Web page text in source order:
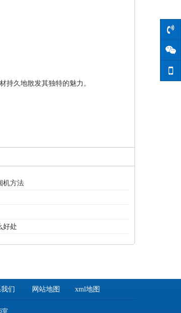
持久地散发其独特的魅力。
机方法
好处
们 网站地图 xml地图
室